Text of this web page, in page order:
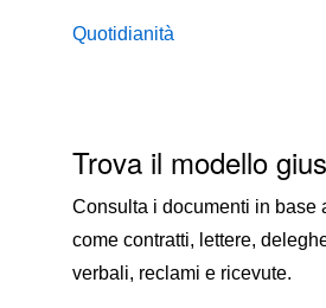
Quotidianità
Trova il modello
Consulta i documenti in base
come contratti, lettere,
verbali, reclami e ricevute.